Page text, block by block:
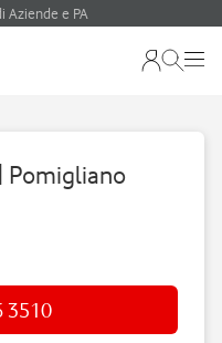
Aziende e PA
Pomigliano
3510